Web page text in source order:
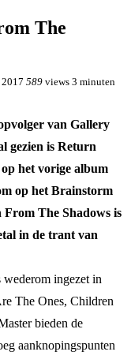
The
589 views 3 minuten
van Gallery
gezien is Return
het vorige album
op het Brainstorm
The Shadows is
in de trant van
ingezet in
The Ones, Children
bieden de
aanknopingspunten